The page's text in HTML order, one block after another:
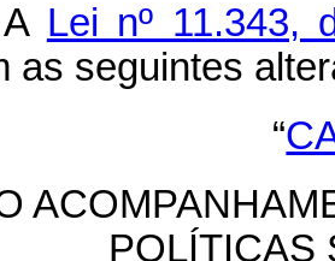
Lei nº 11.343,
as seguintes
“
POLÍTICAS